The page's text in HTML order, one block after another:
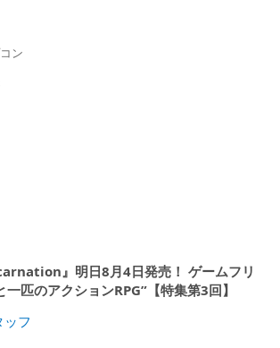
ン
』明日8月4日発売！ ゲームフリ
匹のアクションRPG”【特集第3回】
ッフ